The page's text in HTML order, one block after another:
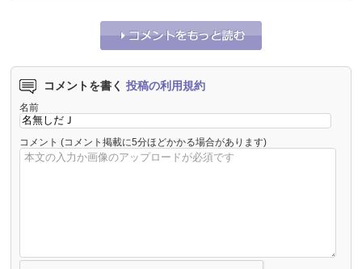
コメントを書く 投稿の利用規約
名前
コメント (コメント掲載に5分ほどかかる場合があります)